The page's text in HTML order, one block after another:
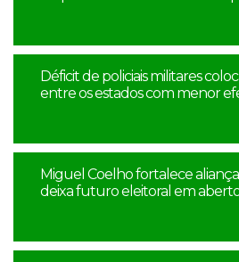
Déficit de policiais militares
entre os estados com menor
Miguel Coelho fortalece
deixa futuro eleitoral em